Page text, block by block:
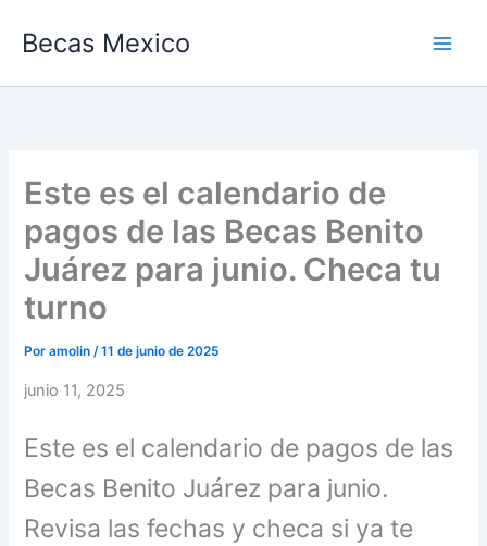
Becas Mexico
Este es el calendario de
pagos de las Becas Benito
Juárez para junio. Checa tu
turno
Poramolin/11 de junio de 2025
junio 11, 2025
Este es el calendario de pagos de las
Becas Benito Juárez para junio.
Revisa las fechas y checa si ya te